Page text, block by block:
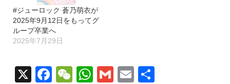
#ジューロック 蒼乃萌衣が
2025年9月12日をもってグ
ループ卒業へ
2025年7月29日
X Facebook
WeChat
WhatsApp
GmailEmail